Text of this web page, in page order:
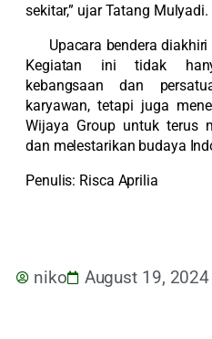
sekitar,” ujar Tatang Mulyadi.
Upacara bendera diakhiri
Kegiatan ini tidak
kebangsaan dan
karyawan, tetapi juga
Wijaya Group untuk terus
dan melestarikan budaya
Penulis: Risca Aprilia
niko August 19, 2024